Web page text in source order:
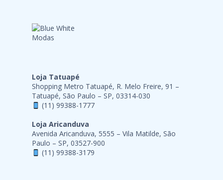
Loja Tatuapé
Shopping Metro Tatuapé, R. Melo Freire, 91 –
Tatuapé, São Paulo – SP, 03314-030
(11) 99388-1777
Loja Aricanduva
Avenida Aricanduva, 5555 – Vila Matilde, São
Paulo – SP, 03527-900
(11) 99388-3179